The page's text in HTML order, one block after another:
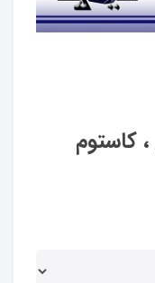
کاستوم